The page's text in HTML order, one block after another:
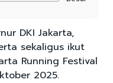
DKI Jakarta,
sekaligus ikut
Running Festival
2025.